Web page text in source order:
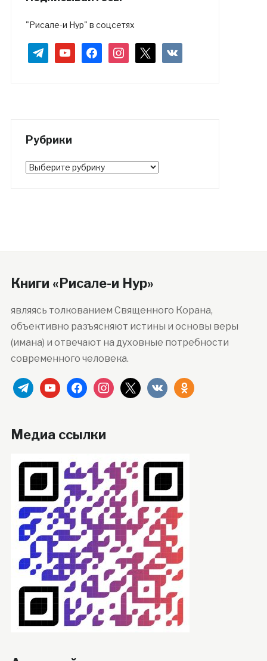
"Рисале-и Нур" в соцсетях
telegramyoutubefacebookinstagram vkontakte
Рубрики
Рубрики
Книги «Рисале-и Нур»
являясь толкованием Священного Корана,
объективно разъясняют истины и основы веры
(имана) и отвечают на духовные потребности
современного человека.
telegramyoutubefacebookinstagram
x vkontakteodnoklassniki
Медиа ссылки